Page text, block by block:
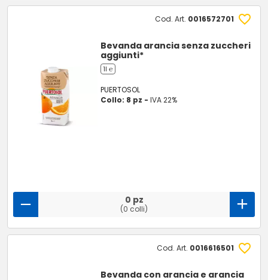
Cod. Art. 0016572701
Bevanda arancia senza zuccheri
aggiunti*
1l ℮
PUERTOSOL
Collo: 8 pz -IVA 22%
0 pz
(0 colli)
Cod. Art. 0016616501
Bevanda con arancia e arancia